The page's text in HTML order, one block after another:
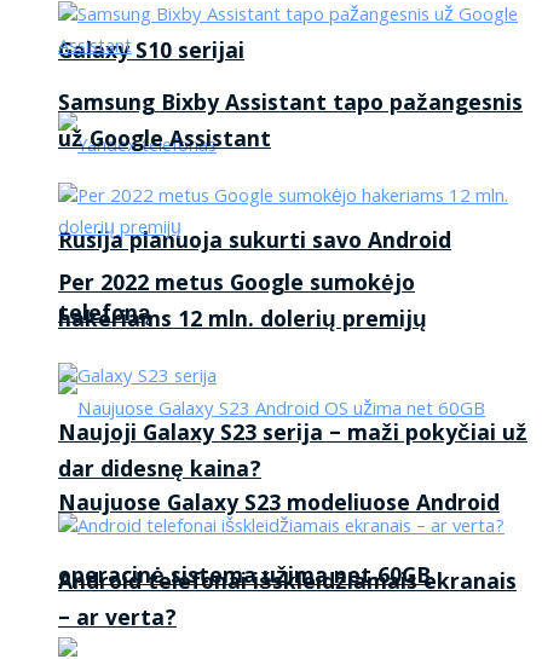
Galaxy S10 serijai
Rusija planuoja sukurti savo Android
telefoną
Naujuose Galaxy S23 modeliuose Android
operacinė sistema užima net 60GB
Samsung Bixby Assistant tapo pažangesnis
už Google Assistant
Per 2022 metus Google sumokėjo
hakeriams 12 mln. dolerių premijų
Naujoji Galaxy S23 serija – maži pokyčiai už
dar didesnę kaina?
Android telefonai išskleidžiamais ekranais
– ar verta?